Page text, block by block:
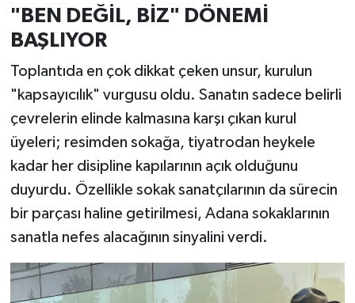
"BEN DEĞİL, BİZ" DÖNEMİ
BAŞLIYOR
Toplantıda en çok dikkat çeken unsur, kurulun
"kapsayıcılık" vurgusu oldu. Sanatın sadece belirli
çevrelerin elinde kalmasına karşı çıkan kurul
üyeleri; resimden sokağa, tiyatrodan heykele
kadar her disipline kapılarının açık olduğunu
duyurdu. Özellikle sokak sanatçılarının da sürecin
bir parçası haline getirilmesi, Adana sokaklarının
sanatla nefes alacağının sinyalini verdi.